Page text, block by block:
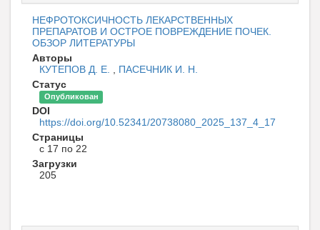
НЕФРОТОКСИЧНОСТЬ ЛЕКАРСТВЕННЫХ
ПРЕПАРАТОВ И ОСТРОЕ ПОВРЕЖДЕНИЕ ПОЧЕК.
ОБЗОР ЛИТЕРАТУРЫ
Авторы
КУТЕПОВ Д. Е. , ПАСЕЧНИК И. Н.
Статус
Опубликован
DOI
https://doi.org/10.52341/20738080_2025_137_4_17
Страницы
с 17 по 22
Загрузки
205